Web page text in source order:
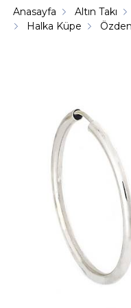
Anasayfa Altın Takı
Halka Küpe